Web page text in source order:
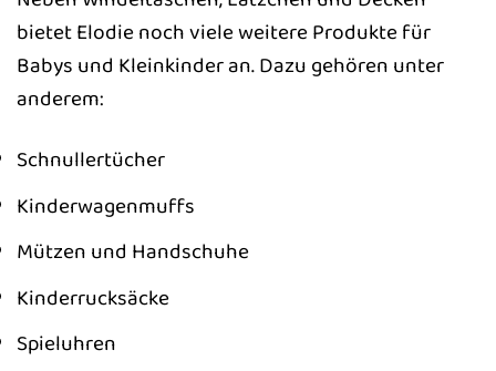
bietet Elodie noch viele weitere Produkte für
Babys und Kleinkinder an. Dazu gehören unter
anderem:
Schnullertücher
Kinderwagenmuffs
Mützen und Handschuhe
Kinderrucksäcke
Spieluhren